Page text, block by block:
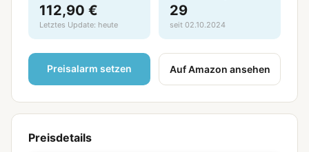
112,90 €
Letztes Update: heute
29
seit 02.10.2024
Preisalarm setzen Auf Amazon ansehen
Preisdetails